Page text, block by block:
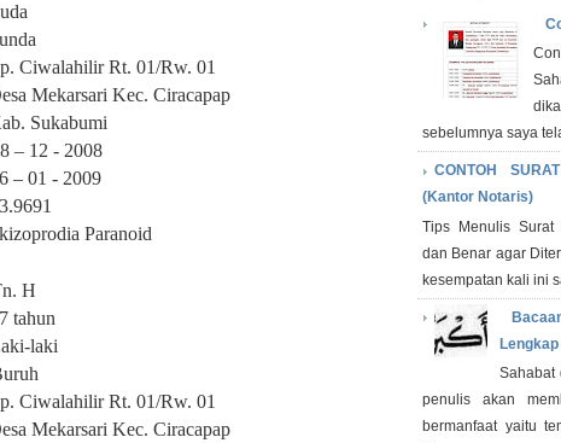
Rt. 01/Rw. 01
Ciracapap
- 2008
01 - 2009
Paranoid
laki
Rt. 01/Rw. 01
Ciracapap
sebelumnya saya
CONTOH
(Kantor Notaris)
Tips Menulis Surat
dan Benar agar
kesempatan kali ini
Sahabat
penulis akan
bermanfaat yaitu